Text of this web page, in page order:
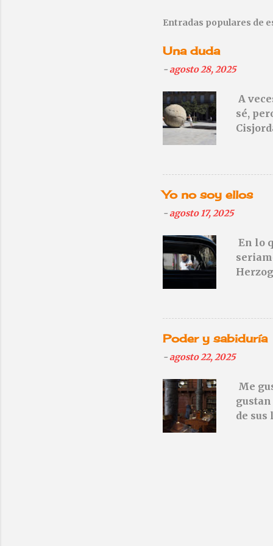
l
a
r
n
c
o
m
a
r
i
o
Entradas populares de
Una duda
-agosto 28, 2025
A
sé,
Yo no soy ellos
-agosto 17, 2025
En lo
Un
Poder y sabiduría
-agosto 22, 2025
Me
de sus
sido